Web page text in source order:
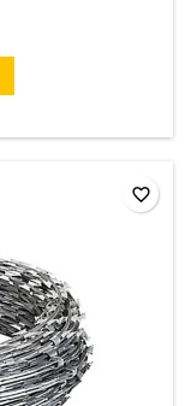
favorite_border